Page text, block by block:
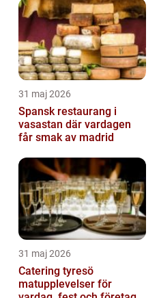
31 maj 2026
Spansk restaurang i
vasastan där vardagen
får smak av madrid
31 maj 2026
Catering tyresö
matupplevelser för